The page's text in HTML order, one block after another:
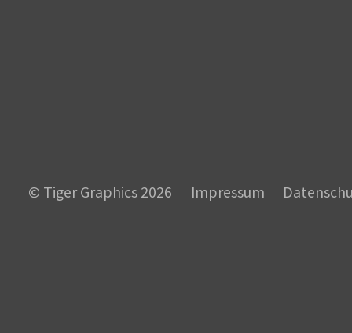
© Tiger Graphics 2026 Impressum